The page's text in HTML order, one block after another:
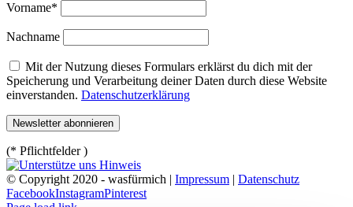
Vorname*
Nachname
Mit der Nutzung dieses Formulars erklärst du dich mit der
Speicherung und Verarbeitung deiner Daten durch diese Website
einverstanden. Datenschutzerklärung
(* Pflichtfelder )
© Copyright 2020 - wasfürmich | Impressum | Datenschutz
FacebookInstagramPinterest